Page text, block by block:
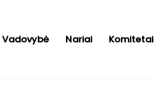
Vadovybė Nariai Komitetai